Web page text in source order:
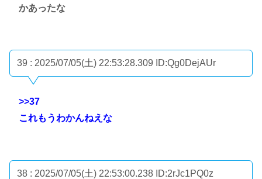
かあったな
39 : 2025/07/05(土) 22:53:28.309 ID:Qg0DejAUr
>>37
これもうわかんねえな
38 : 2025/07/05(土) 22:53:00.238 ID:2rJc1PQ0z